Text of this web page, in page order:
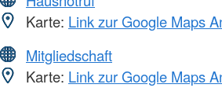
Karte: Link zur Google Maps
Mitgliedschaft
Karte: Link zur Google Maps